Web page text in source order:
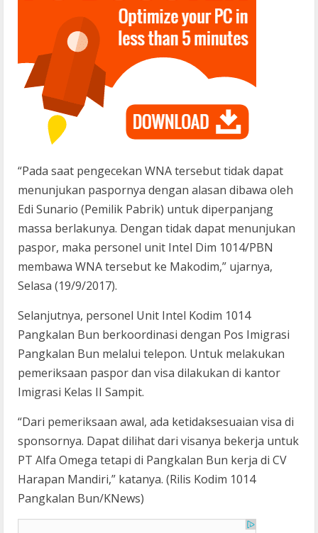
“Pada saat pengecekan WNA tersebut tidak dapat
menunjukan paspornya dengan alasan dibawa oleh
Edi Sunario (Pemilik Pabrik) untuk diperpanjang
massa berlakunya. Dengan tidak dapat menunjukan
paspor, maka personel unit Intel Dim 1014/PBN
membawa WNA tersebut ke Makodim,” ujarnya,
Selasa (19/9/2017).
Selanjutnya, personel Unit Intel Kodim 1014
Pangkalan Bun berkoordinasi dengan Pos Imigrasi
Pangkalan Bun melalui telepon. Untuk melakukan
pemeriksaan paspor dan visa dilakukan di kantor
Imigrasi Kelas II Sampit.
“Dari pemeriksaan awal, ada ketidaksesuaian visa di
sponsornya. Dapat dilihat dari visanya bekerja untuk
PT Alfa Omega tetapi di Pangkalan Bun kerja di CV
Harapan Mandiri,” katanya. (Rilis Kodim 1014
Pangkalan Bun/KNews)